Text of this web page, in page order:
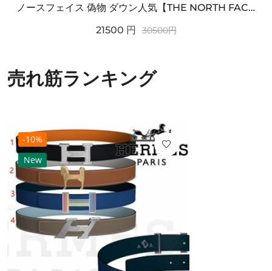
ノースフェイス 偽物 ダウン人気【THE NORTH FACE】M'S 7 SUMMIT HIM...
21500 円 30500円
売れ筋ランキング
-10%
New